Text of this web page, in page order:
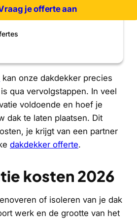
je offerte aan
kan onze dakdekker precies
qua vervolgstappen. In veel
voldoende en hoef je
dak te laten plaatsen. Dit
je krijgt van een partner
dakdekker offerte.
kosten 2026
of isoleren van je dak
werk en de grootte van het